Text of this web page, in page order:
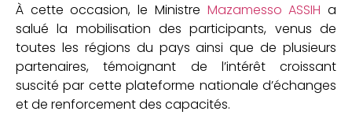
À cette occasion, le Ministre Mazamesso ASSIHa
salué la mobilisation des participants, venus de
toutes les régions du pays ainsi que de plusieurs
partenaires, témoignant de l’intérêt croissant
suscité par cette plateforme nationale d’échanges
et de renforcement des capacités.